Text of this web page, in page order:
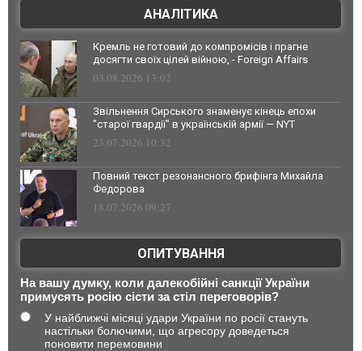
АНАЛІТИКА
Кремль не готовий до компромісів і прагне
досягти своїх цілей війною, - Foreign Affairs
03.08.2026 13:02
Звільнення Сирського знаменує кінець епохи
"старої гвардії" в українській армії — NYT
23.07.2026 10:32
Повний текст резонансного брифінга Михайла
Федорова
18.07.2026 09:27
ОПИТУВАННЯ
На вашу думку, коли далекобійні санкції України
примусять росію сісти за стіл переговорів?
У найближчі місяці удари України по росії стануть
настільки болючими, що агресору доведеться
поновити перемовини